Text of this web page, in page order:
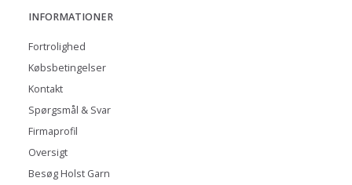
INFORMATIONER
Fortrolighed
Købsbetingelser
Kontakt
Spørgsmål & Svar
Firmaprofil
Oversigt
Besøg Holst Garn